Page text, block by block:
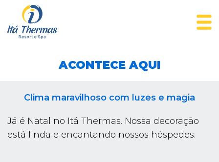
ACONTECE AQUI
Clima maravilhoso com luzes e magia
Já é Natal no Itá Thermas. Nossa decoração
está linda e encantando nossos hóspedes.